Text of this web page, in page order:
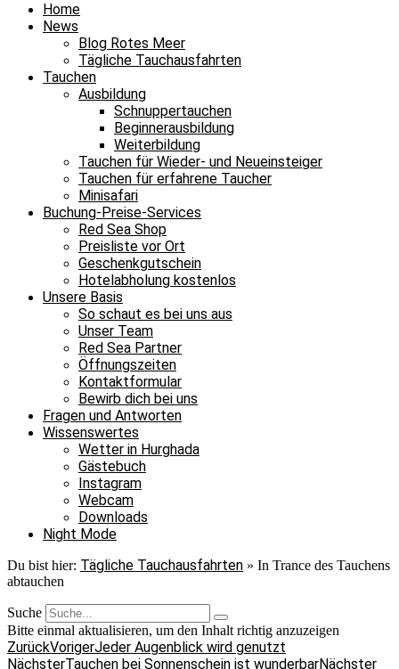
Home
News
Blog Rotes Meer
Tägliche Tauchausfahrten
Tauchen
Ausbildung
Schnuppertauchen
Beginnerausbildung
Weiterbildung
Tauchen für Wieder- und Neueinsteiger
Tauchen für erfahrene Taucher
Minisafari
Buchung-Preise-Services
Red Sea Shop
Preisliste vor Ort
Geschenkgutschein
Hotelabholung kostenlos
Unsere Basis
So schaut es bei uns aus
Unser Team
Red Sea Partner
Öffnungszeiten
Kontaktformular
Bewirb dich bei uns
Fragen und Antworten
Wissenswertes
Wetter in Hurghada
Gästebuch
Instagram
Webcam
Downloads
Night Mode
Du bist hier: Tägliche Tauchausfahrten » In Trance des Tauchens
abtauchen
Suche
Bitte einmal aktualisieren, um den Inhalt richtig anzuzeigen
ZurückVorigerJeder Augenblick wird genutzt
NächsterTauchen bei Sonnenschein ist wunderbarNächster